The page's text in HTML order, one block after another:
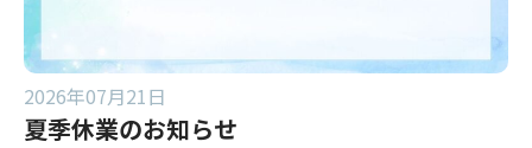
2026年07月21日
夏季休業のお知らせ